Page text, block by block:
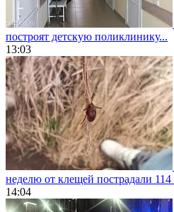
построят детскую поликлинику...
13:03
неделю от клещей пострадали 114
14:04